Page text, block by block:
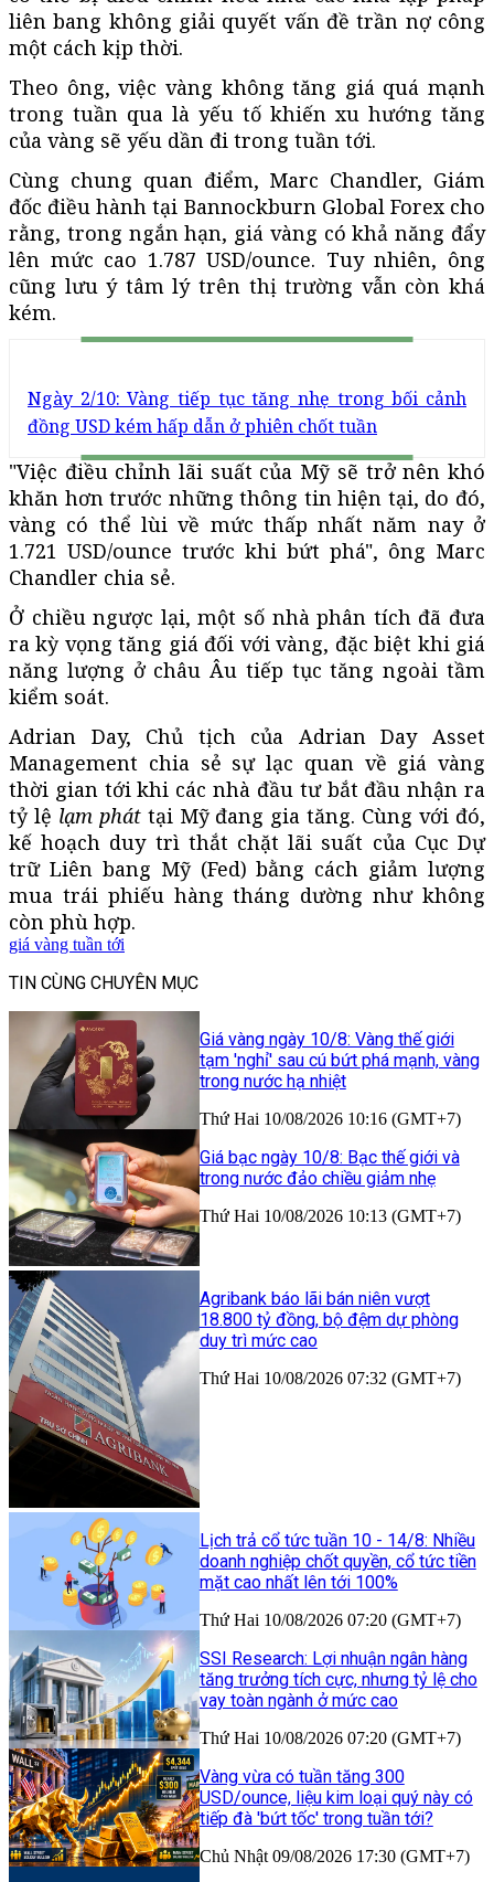
liên bang không giải quyết vấn đề trần nợ công
một cách kịp thời.
Theo ông, việc vàng không tăng giá quá mạnh
trong tuần qua là yếu tố khiến xu hướng tăng
của vàng sẽ yếu dần đi trong tuần tới.
Cùng chung quan điểm, Marc Chandler, Giám
đốc điều hành tại Bannockburn Global Forex cho
rằng, trong ngắn hạn, giá vàng có khả năng đẩy
lên mức cao 1.787 USD/ounce. Tuy nhiên, ông
cũng lưu ý tâm lý trên thị trường vẫn còn khá
kém.
Ngày 2/10: Vàng tiếp tục tăng nhẹ trong bối cảnh
đồng USD kém hấp dẫn ở phiên chốt tuần
"Việc điều chỉnh lãi suất của Mỹ sẽ trở nên khó
khăn hơn trước những thông tin hiện tại, do đó,
vàng có thể lùi về mức thấp nhất năm nay ở
1.721 USD/ounce trước khi bứt phá", ông Marc
Chandler chia sẻ.
Ở chiều ngược lại, một số nhà phân tích đã đưa
ra kỳ vọng tăng giá đối với vàng, đặc biệt khi giá
năng lượng ở châu Âu tiếp tục tăng ngoài tầm
kiểm soát.
Adrian Day, Chủ tịch của Adrian Day Asset
Management chia sẻ sự lạc quan về giá vàng
thời gian tới khi các nhà đầu tư bắt đầu nhận ra
tỷ lệ lạm pháttại Mỹ đang gia tăng. Cùng với đó,
kế hoạch duy trì thắt chặt lãi suất của Cục Dự
trữ Liên bang Mỹ (Fed) bằng cách giảm lượng
mua trái phiếu hàng tháng dường như không
còn phù hợp.
giá vàng tuần tới
TIN CÙNG CHUYÊN MỤC
Giá vàng ngày 10/8: Vàng thế giới
tạm 'nghỉ' sau cú bứt phá mạnh, vàng
trong nước hạ nhiệt
Thứ Hai 10/08/2026 10:16 (GMT+7)
Giá bạc ngày 10/8: Bạc thế giới và
trong nước đảo chiều giảm nhẹ
Thứ Hai 10/08/2026 10:13 (GMT+7)
Agribank báo lãi bán niên vượt
18.800 tỷ đồng, bộ đệm dự phòng
duy trì mức cao
Thứ Hai 10/08/2026 07:32 (GMT+7)
Lịch trả cổ tức tuần 10 - 14/8: Nhiều
doanh nghiệp chốt quyền, cổ tức tiền
mặt cao nhất lên tới 100%
Thứ Hai 10/08/2026 07:20 (GMT+7)
SSI Research: Lợi nhuận ngân hàng
tăng trưởng tích cực, nhưng tỷ lệ cho
vay toàn ngành ở mức cao
Thứ Hai 10/08/2026 07:20 (GMT+7)
Vàng vừa có tuần tăng 300
USD/ounce, liệu kim loại quý này có
tiếp đà 'bứt tốc' trong tuần tới?
Chủ Nhật 09/08/2026 17:30 (GMT+7)